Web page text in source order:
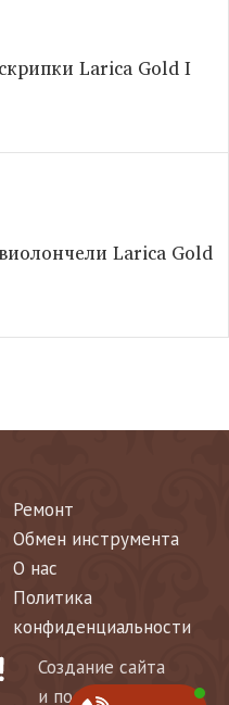
Larica Gold I
Larica Gold
Ремонт
Обмен инструмента
О нас
Политика
конфиденциальности
Создание сайта
и поддержка